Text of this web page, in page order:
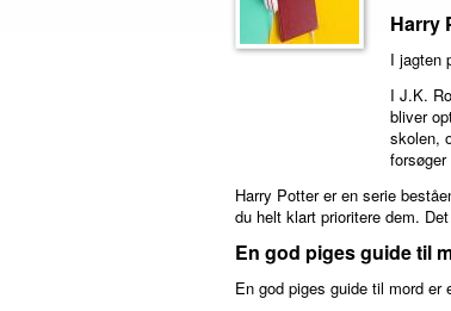
Harry
I jagten
I J.K.
bliver
skolen,
Harry Potter er en serie
du helt klart prioritere dem.
En god piges guide til
En god piges guide til mord